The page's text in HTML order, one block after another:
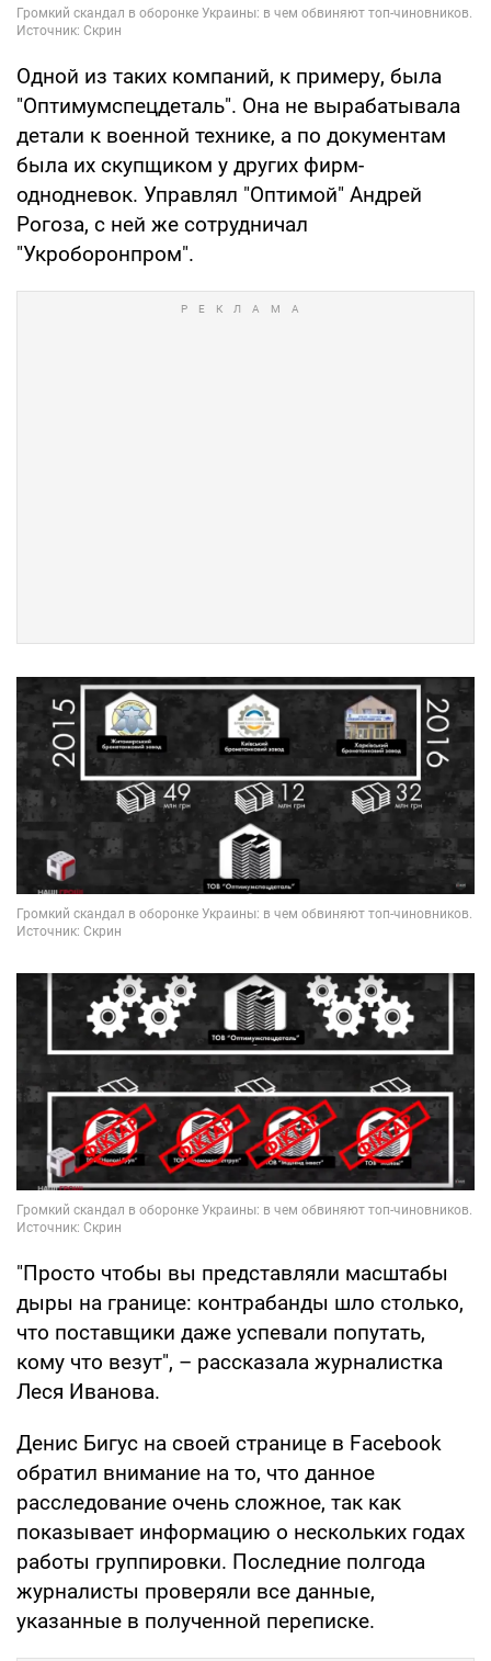
Одной из таких компаний, к примеру, была
"Оптимумспецдеталь". Она не вырабатывала
детали к военной технике, а по документам
была их скупщиком у других фирм-
однодневок. Управлял "Оптимой" Андрей
Рогоза, с ней же сотрудничал
"Укроборонпром".
"Просто чтобы вы представляли масштабы
дыры на границе: контрабанды шло столько,
что поставщики даже успевали попутать,
кому что везут", – рассказала журналистка
Леся Иванова.
Денис Бигус на своей странице в Facebook
обратил внимание на то, что данное
расследование очень сложное, так как
показывает информацию о нескольких годах
работы группировки. Последние полгода
журналисты проверяли все данные,
указанные в полученной переписке.